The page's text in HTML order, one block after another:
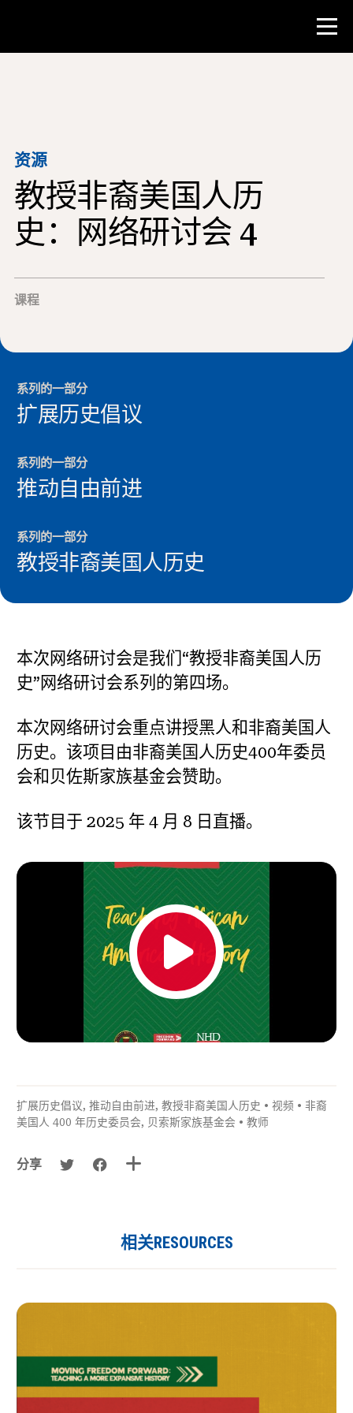
教师资源
课堂工具
培训班
研究所
教学研究技能
关于 NHD®
参与其中
资源
教授非裔美国人历
史：网络研讨会 4
课程
系列的一部分
扩展历史倡议
系列的一部分
推动自由前进
系列的一部分
教授非裔美国人历史
本次网络研讨会是我们“教授非裔美国人历
史”网络研讨会系列的第四场。
本次网络研讨会重点讲授黑人和非裔美国人
历史。该项目由非裔美国人历史400年委员
会和贝佐斯家族基金会赞助。
该节目于 2025 年 4 月 8 日直播。
扩展历史倡议, 推动自由前进, 教授非裔美国人历史 • 视频 • 非裔
美国人 400 年历史委员会, 贝索斯家族基金会 • 教师
分享
相关RESOURCES